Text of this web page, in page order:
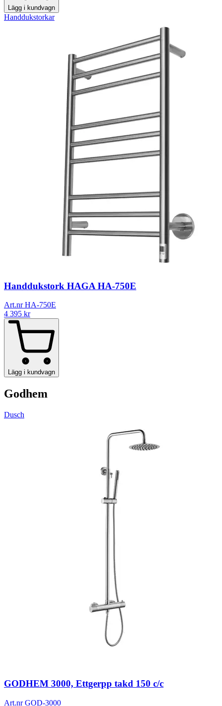
Lägg i kundvagn
Handdukstorkar
Handdukstork HAGA HA-750E
Art.nr HA-750E
4 395 kr
Lägg i kundvagn
Godhem
Dusch
GODHEM 3000, Ettgerpp takd 150 c/c
Art.nr GOD-3000